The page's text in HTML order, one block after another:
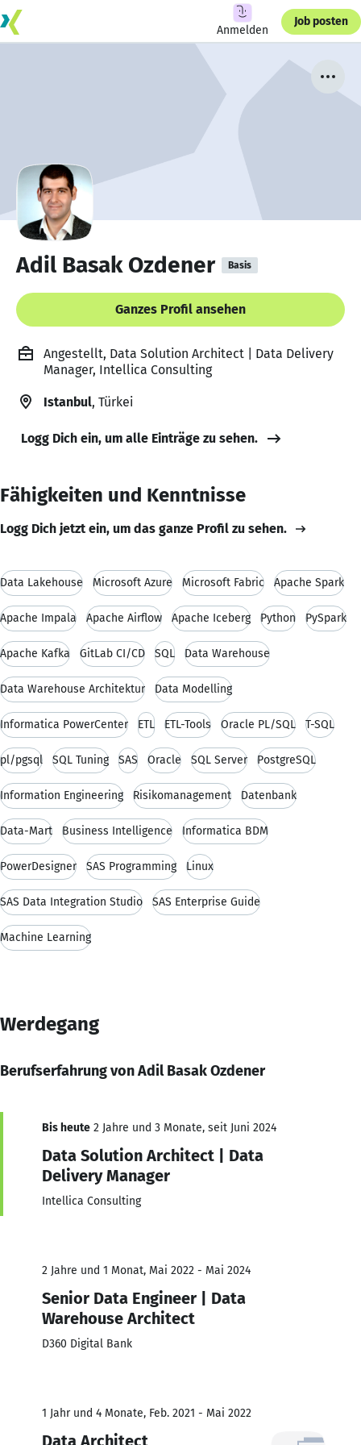
Anmelden
Job posten
Adil Basak Ozdener Basis
Ganzes Profil ansehen
Angestellt, Data Solution Architect | Data Delivery
Manager, Intellica Consulting
Istanbul, Türkei
Logg Dich ein, um alle Einträge zu sehen.
Fähigkeiten und Kenntnisse
Logg Dich jetzt ein, um das ganze Profil zu sehen.
Data Lakehouse Microsoft Azure Microsoft Fabric Apache Spark
Apache Impala Apache Airflow Apache Iceberg Python PySpark
Apache Kafka GitLab CI/CD SQL Data Warehouse
Data Warehouse Architektur Data Modelling
Informatica PowerCenter ETL ETL-Tools Oracle PL/SQL T-SQL
pl/pgsql SQL Tuning SAS Oracle SQL Server PostgreSQL
Information Engineering Risikomanagement Datenbank
Data-Mart Business Intelligence Informatica BDM
PowerDesigner SAS Programming Linux
SAS Data Integration Studio SAS Enterprise Guide
Machine Learning
Werdegang
Berufserfahrung von Adil Basak Ozdener
Bis heute 2 Jahre und 3 Monate, seit Juni 2024
Data Solution Architect | Data
Delivery Manager
Intellica Consulting
2 Jahre und 1 Monat, Mai 2022 - Mai 2024
Senior Data Engineer | Data
Warehouse Architect
D360 Digital Bank
1 Jahr und 4 Monate, Feb. 2021 - Mai 2022
Data Architect